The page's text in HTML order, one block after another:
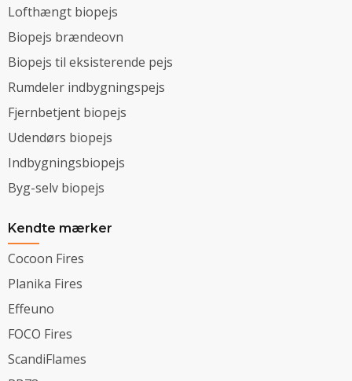
Lofthængt biopejs
Biopejs brændeovn
Biopejs til eksisterende pejs
Rumdeler indbygningspejs
Fjernbetjent biopejs
Udendørs biopejs
Indbygningsbiopejs
Byg-selv biopejs
Kendte mærker
Cocoon Fires
Planika Fires
Effeuno
FOCO Fires
ScandiFlames